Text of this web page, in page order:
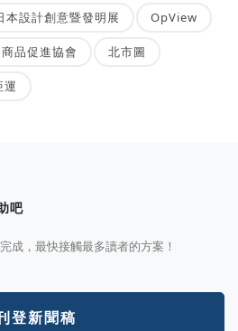
本設計創意暨發明展 OpView
品促進協會 北市圖
運
吧
成，最快接觸最多讀者的方案！
登新聞稿